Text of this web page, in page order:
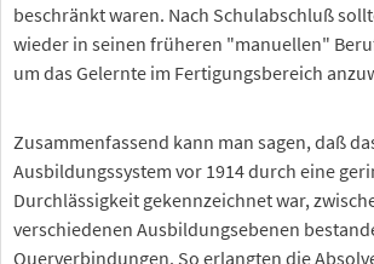
beschränkt waren. Nach Schulabschluß
wieder in seinen früheren "manuellen"
um das Gelernte im Fertigungsbereich
Zusammenfassend kann man sagen, daß
Ausbildungssystem vor 1914 durch eine
Durchlässigkeit gekennzeichnet war,
verschiedenen Ausbildungsebenen
Querverbindungen. So erlangten die